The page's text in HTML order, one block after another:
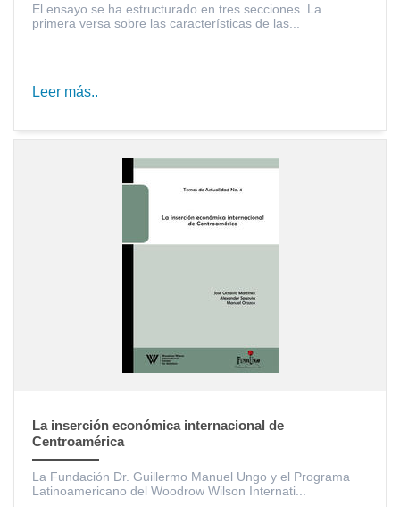
El ensayo se ha estructurado en tres secciones. La
primera versa sobre las características de las...
Leer más..
La inserción económica internacional de
Centroamérica
La Fundación Dr. Guillermo Manuel Ungo y el Programa
Latinoamericano del Woodrow Wilson Internati...